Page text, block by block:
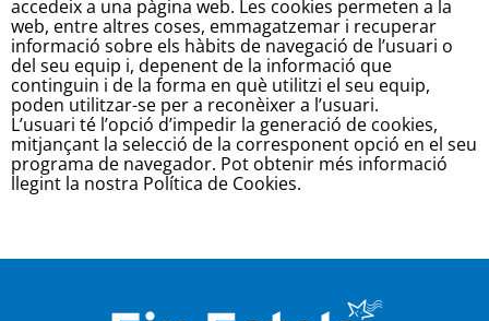
accedeix a una pàgina web. Les cookies permeten a la
web, entre altres coses, emmagatzemar i recuperar
informació sobre els hàbits de navegació de l’usuari o
del seu equip i, depenent de la informació que
continguin i de la forma en què utilitzi el seu equip,
poden utilitzar-se per a reconèixer a l’usuari.
L’usuari té l’opció d’impedir la generació de cookies,
mitjançant la selecció de la corresponent opció en el seu
programa de navegador. Pot obtenir més informació
llegint la nostra Política de Cookies.